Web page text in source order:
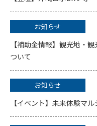
お知らせ
【補助金情報】観光地・
ついて
お知らせ
【イベント】未来体験マ